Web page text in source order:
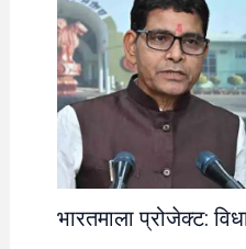
भारतमाला प्रोजेक्ट: